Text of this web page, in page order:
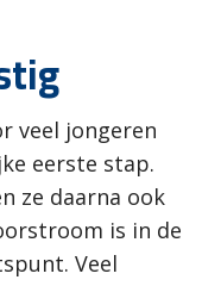
veel jongeren
eerste stap.
ze daarna ook
is in de
Veel